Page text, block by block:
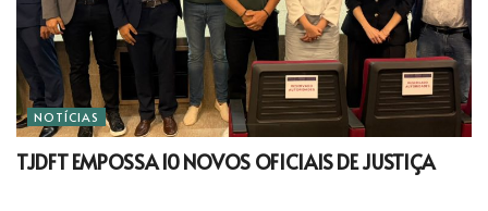
NOTÍCIAS
TJDFT EMPOSSA 10 NOVOS OFICIAIS DE JUSTIÇA